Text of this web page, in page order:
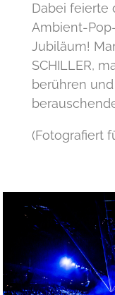
Dabei feierte
Ambient-
Jubiläum!
SCHILLER,
berühren
(Fotografiert